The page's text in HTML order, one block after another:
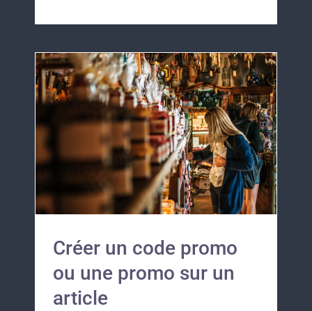
Créer un code promo
ou une promo sur un
article